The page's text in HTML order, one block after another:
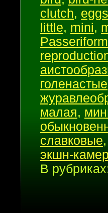
clutch, eggs
little, mini,
голенастые
малая,
славковые,
экшн-
В